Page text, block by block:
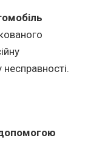
несправності.